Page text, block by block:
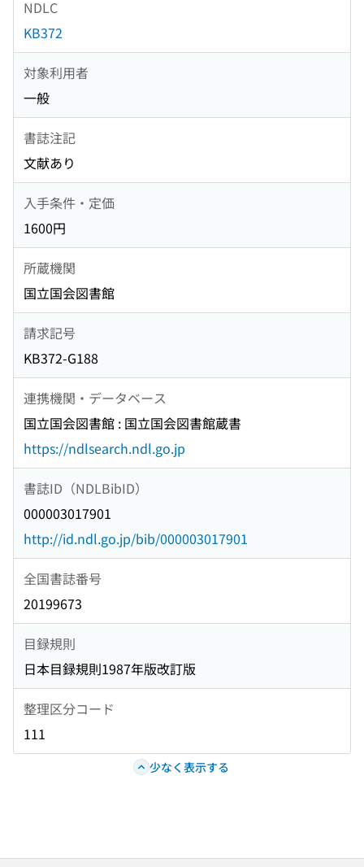
NDLC
KB372
対象利用者
一般
書誌注記
文献あり
入手条件・定価
1600円
所蔵機関
国立国会図書館
請求記号
KB372-G188
連携機関・データベース
国立国会図書館 : 国立国会図書館蔵書
https://ndlsearch.ndl.go.jp
書誌ID（NDLBibID）
000003017901
http://id.ndl.go.jp/bib/000003017901
全国書誌番号
20199673
目録規則
日本目録規則1987年版改訂版
整理区分コード
111
少なく表示する